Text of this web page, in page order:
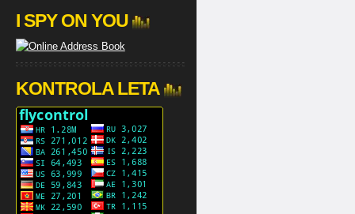
I SPY ON YOU
KONTROLA LETA